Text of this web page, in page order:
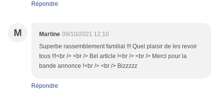
Répondre
M Martine 09/10/2021 12:10
Superbe rassemblement familial !!! Quel plaisir de les revoir
tous !!!<br /> <br /> Bel article !<br /> <br /> Merci pour la
bande annonce !<br /> <br /> Bizzzzz
Répondre